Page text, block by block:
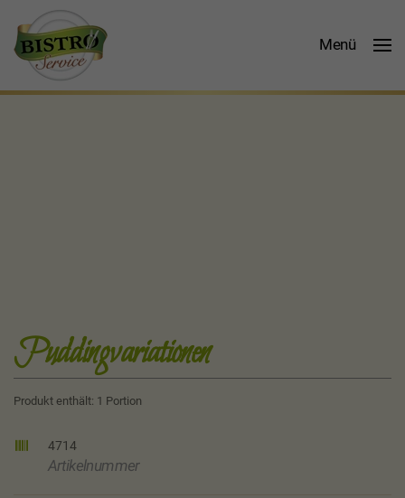
Menü
Puddingvariationen
Produkt enthält: 1 Portion
4714
Artikelnummer